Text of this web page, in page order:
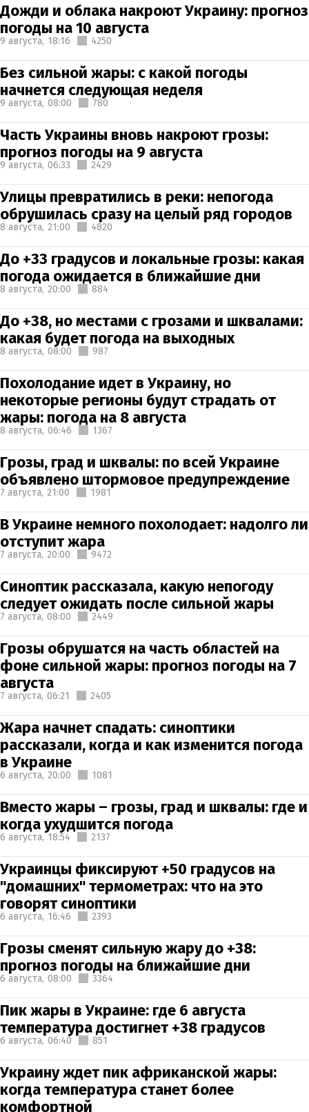
Дожди и облака накроют Украину: прогноз
погоды на 10 августа
9 августа, 18:16 4250
Без сильной жары: с какой погоды
начнется следующая неделя
9 августа, 08:00 780
Часть Украины вновь накроют грозы:
прогноз погоды на 9 августа
9 августа, 06:33 2429
Улицы превратились в реки: непогода
обрушилась сразу на целый ряд городов
8 августа, 21:00 4820
До +33 градусов и локальные грозы: какая
погода ожидается в ближайшие дни
8 августа, 20:00 884
До +38, но местами с грозами и шквалами:
какая будет погода на выходных
8 августа, 08:00 987
Похолодание идет в Украину, но
некоторые регионы будут страдать от
жары: погода на 8 августа
8 августа, 06:46 1367
Грозы, град и шквалы: по всей Украине
объявлено штормовое предупреждение
7 августа, 21:00 1981
В Украине немного похолодает: надолго ли
отступит жара
7 августа, 20:00 9472
Синоптик рассказала, какую непогоду
следует ожидать после сильной жары
7 августа, 08:00 2449
Грозы обрушатся на часть областей на
фоне сильной жары: прогноз погоды на 7
августа
7 августа, 06:21 2405
Жара начнет спадать: синоптики
рассказали, когда и как изменится погода
в Украине
6 августа, 20:00 1081
Вместо жары – грозы, град и шквалы: где и
когда ухудшится погода
6 августа, 18:54 2137
Украинцы фиксируют +50 градусов на
"домашних" термометрах: что на это
говорят синоптики
6 августа, 16:46 2393
Грозы сменят сильную жару до +38:
прогноз погоды на ближайшие дни
6 августа, 08:00 3364
Пик жары в Украине: где 6 августа
температура достигнет +38 градусов
6 августа, 06:40 851
Украину ждет пик африканской жары:
когда температура станет более
комфортной